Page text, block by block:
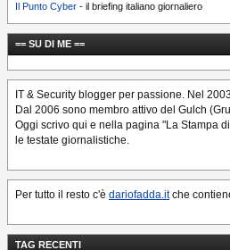
Il Punto Cyber - il briefing italiano giornaliero
== SU DI ME ==
IT & Security blogger per passione. Nel
Dal 2006 sono membro attivo del Gulch
Oggi scrivo qui e nella pagina "La Stampa
le testate giornalistiche.
Per tutto il resto c'è dariofadda.itche
TAG RECENTI